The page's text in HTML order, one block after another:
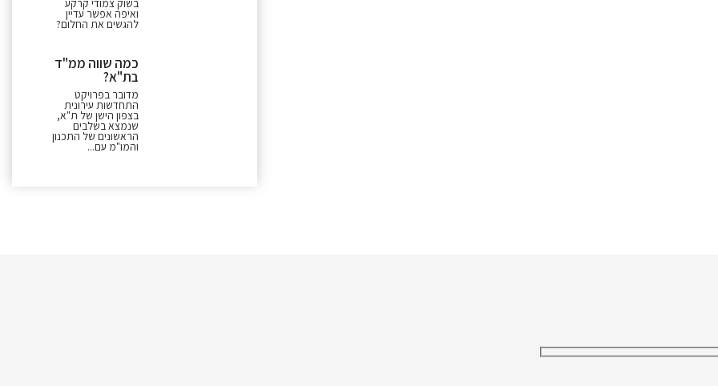
בשוק צמודי קרקע
ואיפה אפשר עדיין
להגשים את החלום?
כמה שווה ממ"ד
בת"א?
מדובר בפרויקט
התחדשות עירונית
בצפון הישן של ת"א,
שנמצא בשלבים
הראשונים של התכנון
והמו"מ עם...